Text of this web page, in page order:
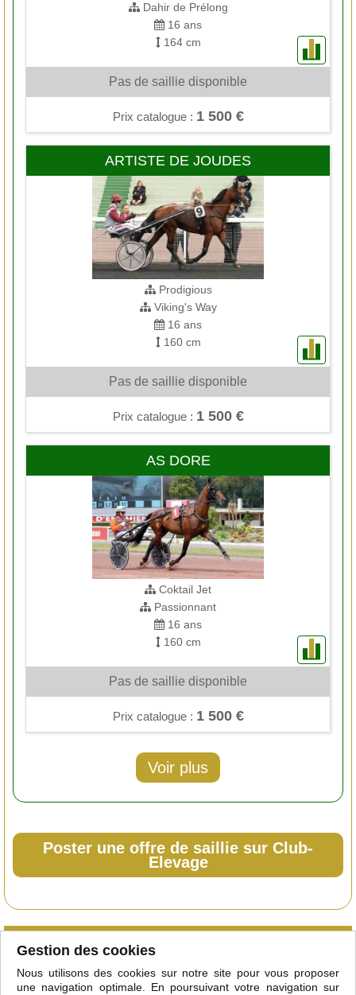
Dahir de Prélong
16 ans
164 cm
Pas de saillie disponible
Prix catalogue : 1 500 €
ARTISTE DE JOUDES
Prodigious
Viking's Way
16 ans
160 cm
Pas de saillie disponible
Prix catalogue : 1 500 €
AS DORE
Coktail Jet
Passionnant
16 ans
160 cm
Pas de saillie disponible
Prix catalogue : 1 500 €
Voir plus
Poster une offre de saillie sur Club-
Elevage
Qu'est-ce que le club
Courtiers/étalonniers
Adhérer
Mentions légales
Gestion des cookies
Nous utilisons des cookies sur notre site pour vous proposer
une navigation optimale. En poursuivant votre navigation sur